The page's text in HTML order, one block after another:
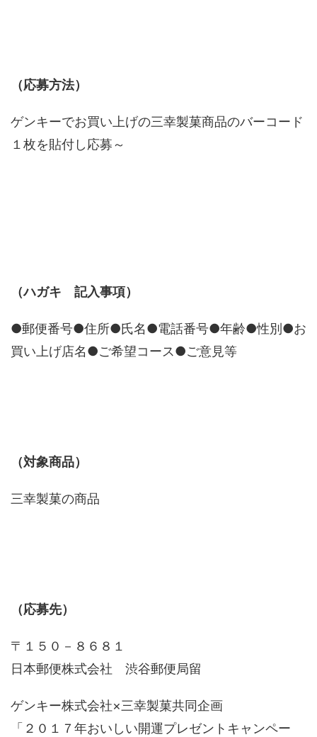
（応募方法）
ゲンキーでお買い上げの三幸製菓商品のバーコード
１枚を貼付し応募～
（ハガキ 記入事項）
●郵便番号●住所●氏名●電話番号●年齢●性別●お
買い上げ店名●ご希望コース●ご意見等
（対象商品）
三幸製菓の商品
（応募先）
〒１５０－８６８１
日本郵便株式会社 渋谷郵便局留
ゲンキー株式会社×三幸製菓共同企画
「２０１７年おいしい開運プレゼントキャンペー